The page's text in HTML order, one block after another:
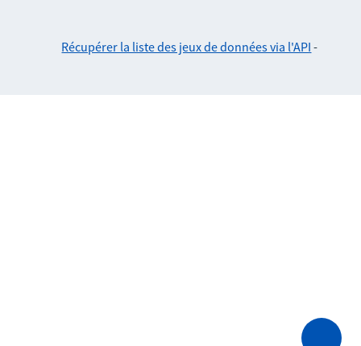
Récupérer la liste des jeux de données via l'API -